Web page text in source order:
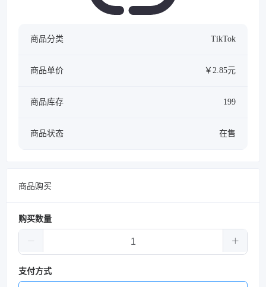
商品分类 TikTok
商品单价 ￥2.85元
商品库存 199
商品状态 在售
商品购买
购买数量
支付方式